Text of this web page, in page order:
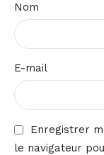
Nom
E-mail
Enregistrer
le navigateur